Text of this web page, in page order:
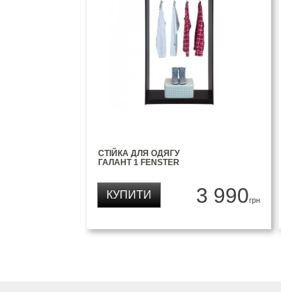
СТІЙКА ДЛЯ ОДЯГУ
ГАЛАНТ 1 FENSTER
3 990грн
КУПИТИ